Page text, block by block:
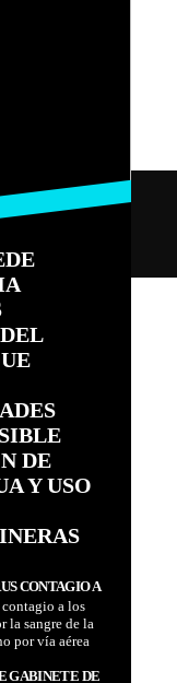
DE
Y USO
CONTAGIO A
POR LA
LA ENFERMA Y
AÉREA
a los
la sangre de la
por vía aérea
GABINETE DE